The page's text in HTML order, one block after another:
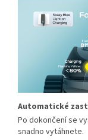
Automatické
Po dokončení se
snadno vytáhnete.